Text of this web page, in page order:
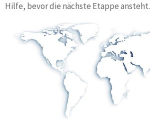
Hilfe, bevor die nächste Etappe ansteht.